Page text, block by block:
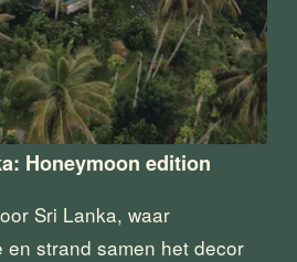
Honeymoon edition
Sri Lanka, waar
strand samen het decor